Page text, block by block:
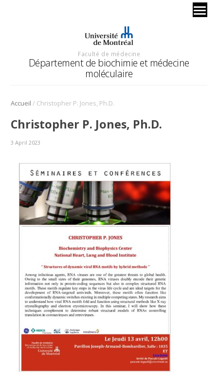
Faculté de médecine
Département de biochimie et médecine
moléculaire
Accueil / Christopher P. Jones, Ph.D.
Christopher P. Jones, Ph.D.
3 April 2023